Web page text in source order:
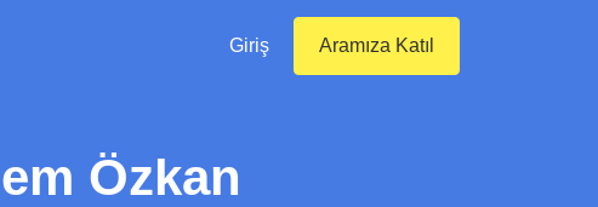
Giriş Aramıza Katıl
Özkan